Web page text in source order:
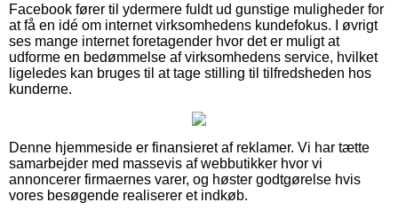
Facebook fører til ydermere fuldt ud gunstige muligheder for
at få en idé om internet virksomhedens kundefokus. I øvrigt
ses mange internet foretagender hvor det er muligt at
udforme en bedømmelse af virksomhedens service, hvilket
ligeledes kan bruges til at tage stilling til tilfredsheden hos
kunderne.
Denne hjemmeside er finansieret af reklamer. Vi har tætte
samarbejder med massevis af webbutikker hvor vi
annoncerer firmaernes varer, og høster godtgørelse hvis
vores besøgende realiserer et indkøb.